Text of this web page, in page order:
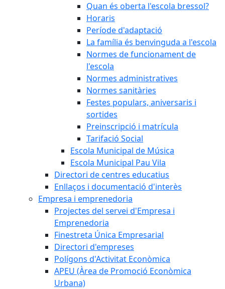
Quan és oberta l'escola bressol?
Horaris
Període d'adaptació
La família és benvinguda a l'escola
Normes de funcionament de
l'escola
Normes administratives
Normes sanitàries
Festes populars, aniversaris i
sortides
Preinscripció i matrícula
Tarifació Social
Escola Municipal de Música
Escola Municipal Pau Vila
Directori de centres educatius
Enllaços i documentació d'interès
Empresa i emprenedoria
Projectes del servei d'Empresa i
Emprenedoria
Finestreta Única Empresarial
Directori d'empreses
Polígons d'Activitat Econòmica
APEU (Àrea de Promoció Econòmica
Urbana)